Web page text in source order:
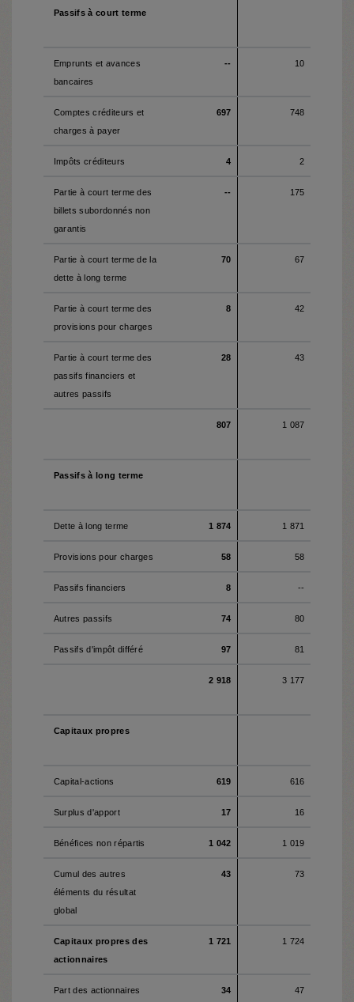
Passifs à court terme
Emprunts et avances
bancaires
-- 10
Comptes créditeurs et
charges à payer
697 748
Impôts créditeurs 4 2
Partie à court terme des
billets subordonnés non
garantis
-- 175
Partie à court terme de la
dette à long terme
70 67
Partie à court terme des
provisions pour charges
8 42
Partie à court terme des
passifs financiers et
autres passifs
28 43
807 1 087
Passifs à long terme
Dette à long terme 1 874 1 871
Provisions pour charges 58 58
Passifs financiers 8 --
Autres passifs 74 80
Passifs d'impôt différé 97 81
2 918 3 177
Capitaux propres
Capital-actions 619 616
Surplus d'apport 17 16
Bénéfices non répartis 1 042 1 019
Cumul des autres
éléments du résultat
global
43 73
Capitaux propres des
actionnaires
1 721 1 724
Part des actionnaires
34 47